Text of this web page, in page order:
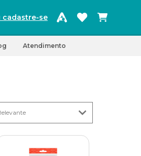
cadastre-se
Atendimento